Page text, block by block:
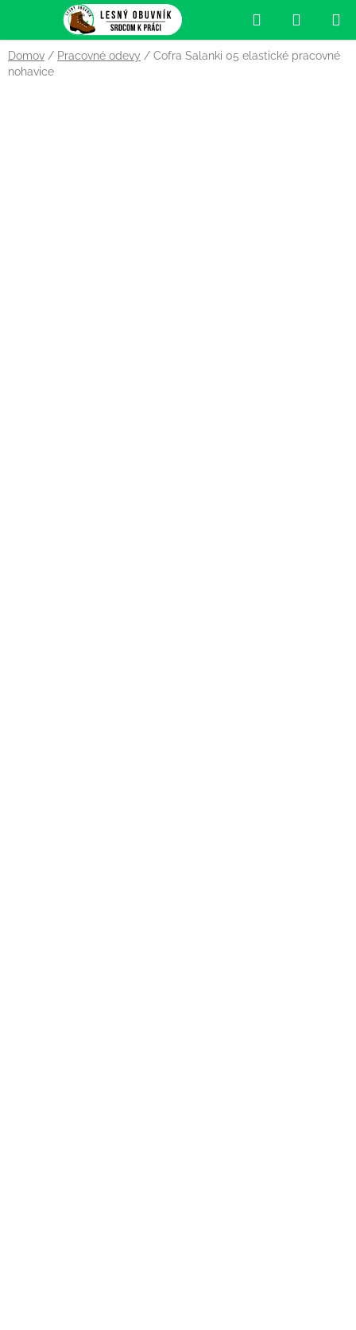
obsah
Hľadať
KOŠÍK
Domov / Pracovné odevy / Cofra Salanki 05 elastické pracovné
nohavice